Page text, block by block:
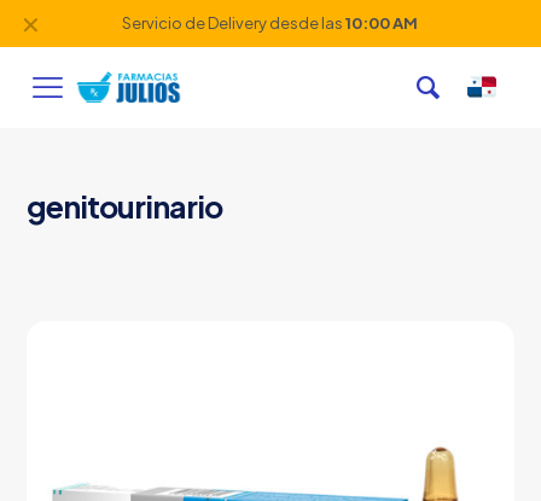
Servicio de Delivery desde las10:00 AM
✕
genitourinario